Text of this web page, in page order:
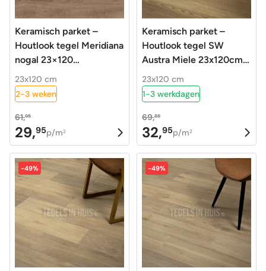
Keramisch parket –
Houtlook tegel Meridiana
nogal 23×120
gerectificeerd
23x120 cm
2-3 weken
61,95
Oorspronkelijke
prijs
was:
61,95.
29,95
Huidige
prijs
is:
29,95.
p/m2
Keramisch parket –
Houtlook tegel SW
Austra Miele 23x120cm
gerectificeerd
23x120 cm
1-3 werkdagen
69,85
Oorspronkelijke
prijs
was:
69,85.
32,95
Huidige
prijs
is:
32,95.
p/m2
-49% -49%